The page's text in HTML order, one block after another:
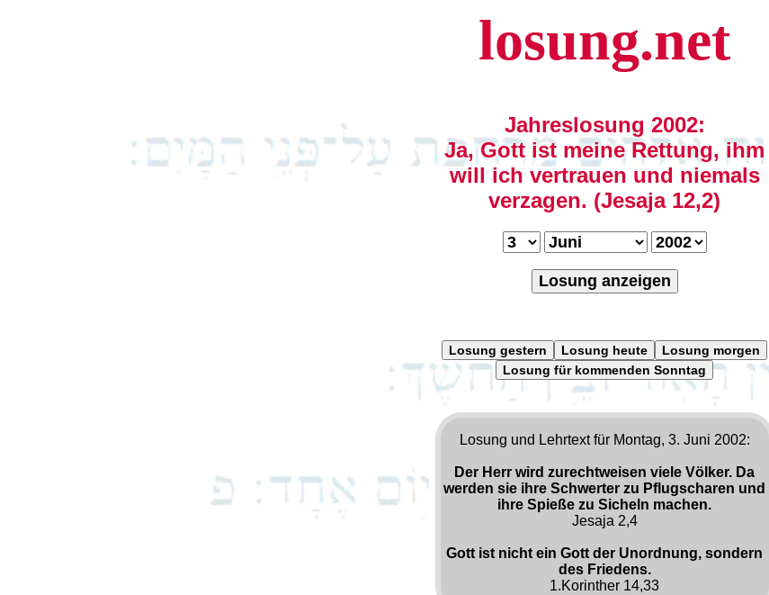
losung.net
Jahreslosung 2002:
Ja, Gott ist meine Rettung, ihm
will ich vertrauen und niemals
verzagen. (Jesaja 12,2)
Losung anzeigen
Losung gestern Losung heute
Losung morgen
Losung für kommenden Sonntag
Losung und Lehrtext für Montag, 3. Juni 2002:
Der Herr wird zurechtweisen viele Völker. Da
werden sie ihre Schwerter zu Pflugscharen und
ihre Spieße zu Sicheln machen.
Jesaja 2,4
Gott ist nicht ein Gott der Unordnung, sondern
des Friedens.
1.Korinther 14,33